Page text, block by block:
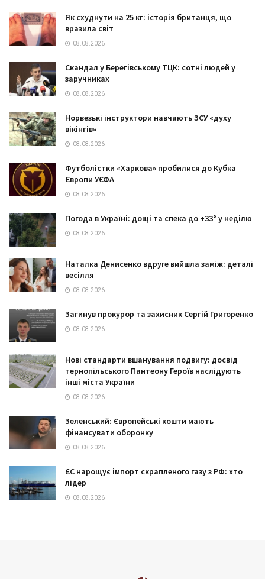
Як схуднути на 25 кг: історія британця, що
вразила світ
08.08.2026
Скандал у Берегівському ТЦК: сотні людей у
заручниках
08.08.2026
Норвезькі інструктори навчають ЗСУ «духу
вікінгів»
08.08.2026
Футболістки «Харкова» пробилися до Кубка
Європи УЄФА
08.08.2026
Погода в Україні: дощі та спека до +33° у неділю
08.08.2026
Наталка Денисенко вдруге вийшла заміж: деталі
весілля
08.08.2026
Загинув прокурор та захисник Сергій Григоренко
08.08.2026
Нові стандарти вшанування подвигу: досвід
тернопільського Пантеону Героїв наслідують
інші міста України
08.08.2026
Зеленський: Європейські кошти мають
фінансувати оборонку
08.08.2026
ЄС нарощує імпорт скрапленого газу з РФ: хто
лідер
08.08.2026